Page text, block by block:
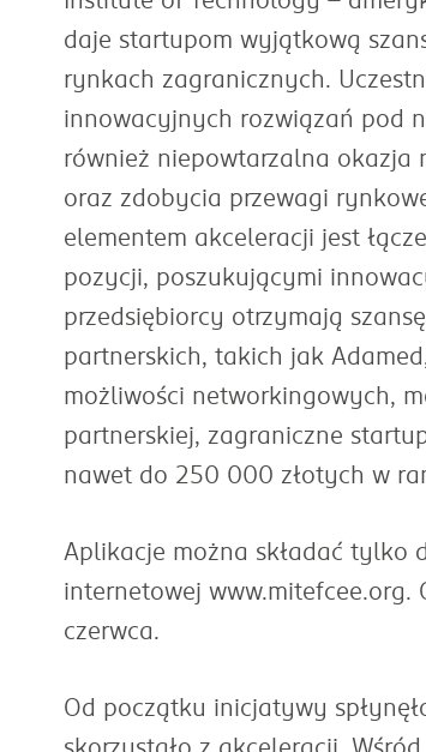
daje startupom wyjątkową
rynkach zagranicznych.
innowacyjnych rozwiązań pod
również niepowtarzalna okazja
oraz zdobycia przewagi
elementem akceleracji jest
pozycji, poszukującymi
przedsiębiorcy otrzymają
partnerskich, takich jak
możliwości networkingowych,
partnerskiej, zagraniczne
nawet do 250 000 złotych w
Aplikacje można składać tylko
internetowej
czerwca.
Od początku inicjatywy
skorzystało z akceleracji.